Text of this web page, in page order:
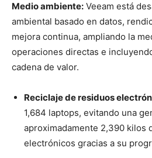
Medio ambiente: Veeam está
ambiental basado en datos,
mejora continua, ampliando la
operaciones directas e
cadena de valor.
Reciclaje de residuos
1,684 laptops, evitando una
aproximadamente 2,390 kilos
electrónicos gracias a su